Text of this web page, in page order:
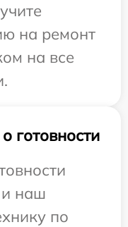
на ремонт
на все
готовности
и наш
по